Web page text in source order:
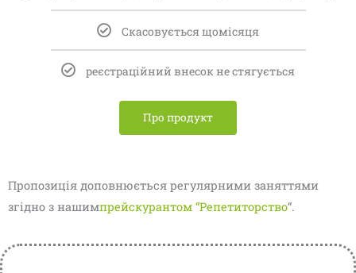
Скасовується щомісяця
реєстраційний внесок не стягується
Про продукт
Пропозиція доповнюється регулярними заняттями
згідно з нашимпрейскурантом “Репетиторство“.